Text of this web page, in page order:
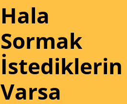
Hala
Sormak
İstediklerin
Varsa